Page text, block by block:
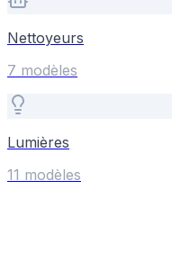
Nettoyeurs
7 modèles
Lumières
11 modèles